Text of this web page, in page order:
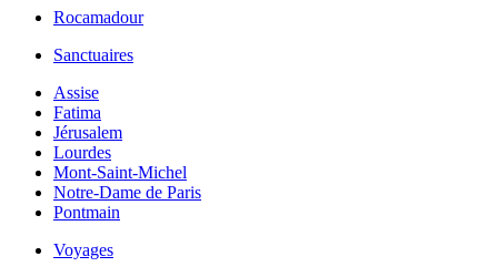
Rocamadour
Sanctuaires
Assise
Fatima
Jérusalem
Lourdes
Mont-Saint-Michel
Notre-Dame de Paris
Pontmain
Voyages